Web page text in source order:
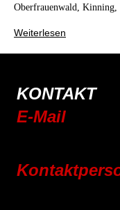
Oberfrauenwald,
Weiterlesen
KONTAKT
E-Mail